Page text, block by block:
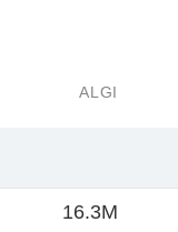
ALGI
16.3M